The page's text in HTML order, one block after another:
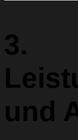
3.
und